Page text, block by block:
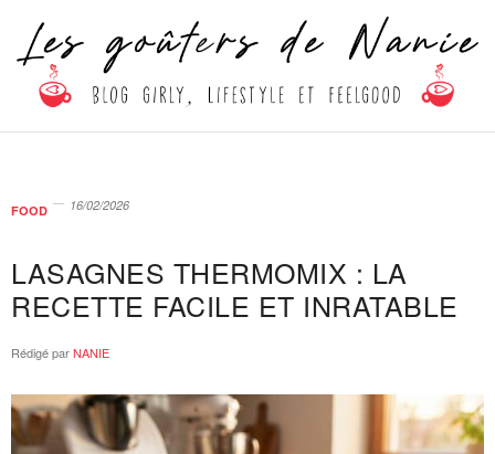
FOOD 16/02/2026
LASAGNES THERMOMIX : LA
RECETTE FACILE ET INRATABLE
Rédigé parNANIE